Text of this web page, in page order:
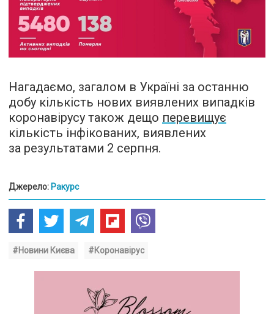
Нагадаємо, загалом в Україні за останню
добу кількість нових виявлених випадків
коронавірусу також дещо перевищує
кількість інфікованих, виявлених
за результатами 2 серпня.
Джерело: Ракурс
#Новини Києва #Коронавірус